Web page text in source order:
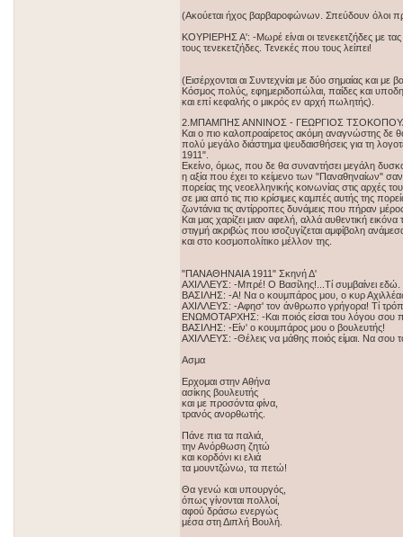
(Ακούεται ήχος βαρβαροφώνων. Σπεύδουν όλοι
ΚΟΥΡΙΕΡΗΣ Α': -Μωρέ είναι οι τενεκετζήδες με
τους τενεκετζήδες. Τενεκές που τους λείπει!
(Εισέρχονται αι Συντεχνίαι με δύο σημαίας και με
Κόσμος πολύς, εφημεριδοπώλαι, παίδες και
και επί κεφαλής ο μικρός εν αρχή πωλητής).
2.ΜΠΑΜΠΗΣ ΑΝΝΙΝΟΣ - ΓΕΩΡΓΙΟΣ
Και ο πιο καλοπροαίρετος ακόμη αναγνώστης δε
πολύ μεγάλο διάστημα ψευδαισθήσεις για τη
1911".
Εκείνο, όμως, που δε θα συναντήσει μεγάλη
η αξία που έχει το κείμενο των "Παναθηναίων" σαν
πορείας της νεοελληνικής κοινωνίας στις αρχές
σε μια από τις πιο κρίσιμες καμπές αυτής της
ζωντάνια τις αντίρροπες δυνάμεις που πήραν
Και μας χαρίζει μιαν αφελή, αλλά αυθεντική
στιγμή ακριβώς που ισοζυγίζεται αμφίβολη
και στο κοσμοπολίτικο μέλλον της.
"ΠΑΝΑΘΗΝΑΙΑ 1911" Σκηνή Δ'
ΑΧΙΛΛΕΥΣ: -Μπρέ! Ο Βασίλης!...Τί συμβαίνει εδώ.
ΒΑΣΙΛΗΣ: -Α! Να ο κουμπάρος μου, ο κυρ
ΑΧΙΛΛΕΥΣ: -Αφησ' τον άνθρωπο γρήγορα! Τί
ΕΝΩΜΟΤΑΡΧΗΣ: -Και ποιός είσαι του λόγου σου
ΒΑΣΙΛΗΣ: -Είν' ο κουμπάρος μου ο βουλευτής!
ΑΧΙΛΛΕΥΣ: -Θέλεις να μάθης ποιός είμαι. Να σου
Ασμα
Ερχομαι στην Αθήνα
ασίκης βουλευτής
και με προσόντα φίνα,
τρανός ανορθωτής.
Πάνε πια τα παλιά,
την Ανόρθωση ζητώ
και κορδόνι κι ελιά
τα μουντζώνω, τα πετώ!
Θα γενώ και υπουργός,
όπως γίνονται πολλοί,
αφού δράσω ενεργώς
μέσα στη Διπλή Βουλή.